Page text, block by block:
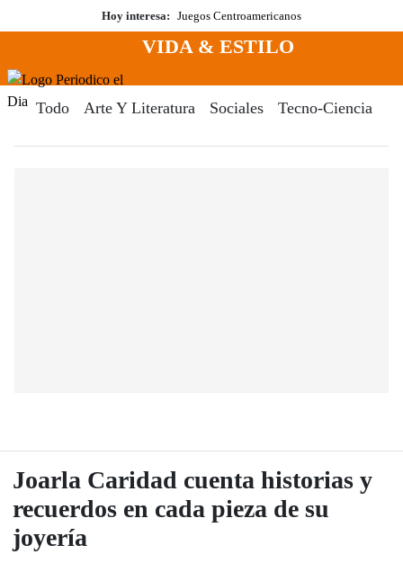
al
Hoy interesa: Juegos Centroamericanos
Menú
VIDA & ESTILO
Todo Arte Y Literatura Sociales Tecno-Ciencia
Joarla Caridad cuenta historias y
recuerdos en cada pieza de su
joyería